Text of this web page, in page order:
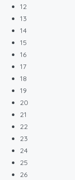
12
13
14
15
16
17
18
19
20
21
22
23
24
25
26